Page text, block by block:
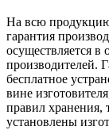
На всю продукцию
гарантия
осуществляется
производителей.
бесплатное
вине
правил хранения,
установлены